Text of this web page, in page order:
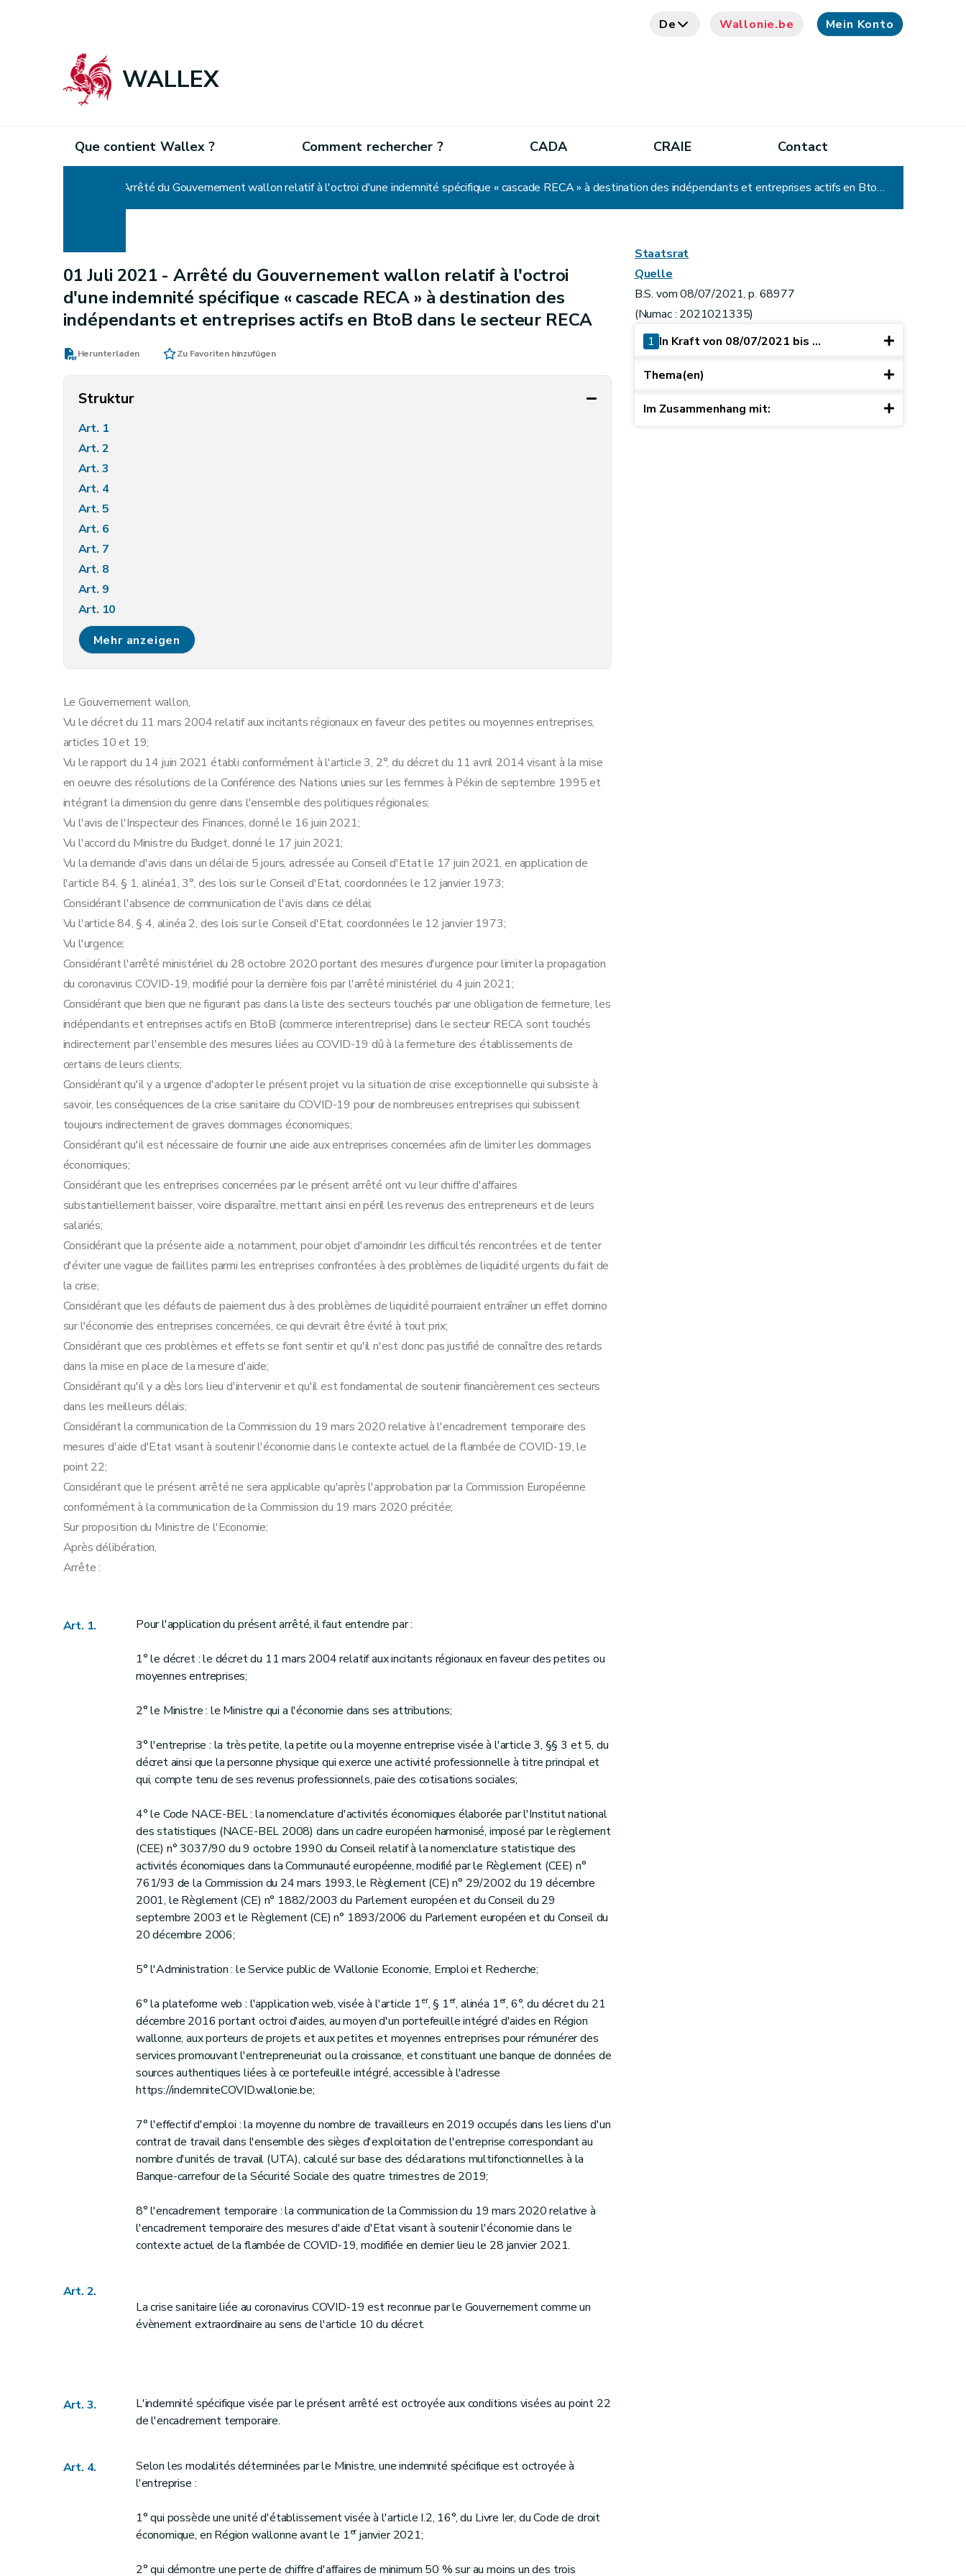
De Wallonie.be Mein Konto
WALLEX
Que contient Wallex ? Comment rechercher ? CADA CRAIE Contact
Arrêté du Gouvernement wallon relatif à l'octroi d'une indemnité spécifique « cascade RECA » à destination des indépendants et entreprises actifs en BtoB dans le secteur RECA
01 Juli 2021 - Arrêté du Gouvernement wallon relatif à l'octroi
d'une indemnité spécifique « cascade RECA » à destination des
indépendants et entreprises actifs en BtoB dans le secteur RECA
Herunterladen Zu Favoriten hinzufügen
Struktur
Art. 1
Art. 2
Art. 3
Art. 4
Art. 5
Art. 6
Art. 7
Art. 8
Art. 9
Art. 10
Art. 11
Mehr anzeigen
Le Gouvernement wallon,
Vu le décret du 11 mars 2004 relatif aux incitants régionaux en faveur des petites ou moyennes entreprises,
articles 10 et 19;
Vu le rapport du 14 juin 2021 établi conformément à l'article 3, 2°, du décret du 11 avril 2014 visant à la mise
en oeuvre des résolutions de la Conférence des Nations unies sur les femmes à Pékin de septembre 1995 et
intégrant la dimension du genre dans l'ensemble des politiques régionales;
Vu l'avis de l'Inspecteur des Finances, donné le 16 juin 2021;
Vu l'accord du Ministre du Budget, donné le 17 juin 2021;
Vu la demande d'avis dans un délai de 5 jours, adressée au Conseil d'Etat le 17 juin 2021, en application de
l'article 84, § 1, alinéa1, 3°, des lois sur le Conseil d'Etat, coordonnées le 12 janvier 1973;
Considérant l'absence de communication de l'avis dans ce délai;
Vu l'article 84, § 4, alinéa 2, des lois sur le Conseil d'Etat, coordonnées le 12 janvier 1973;
Vu l'urgence;
Considérant l'arrêté ministériel du 28 octobre 2020 portant des mesures d'urgence pour limiter la propagation
du coronavirus COVID-19, modifié pour la dernière fois par l'arrêté ministériel du 4 juin 2021;
Considérant que bien que ne figurant pas dans la liste des secteurs touchés par une obligation de fermeture, les
indépendants et entreprises actifs en BtoB (commerce interentreprise) dans le secteur RECA sont touchés
indirectement par l'ensemble des mesures liées au COVID-19 dû à la fermeture des établissements de
certains de leurs clients;
Considérant qu'il y a urgence d'adopter le présent projet vu la situation de crise exceptionnelle qui subsiste à
savoir, les conséquences de la crise sanitaire du COVID-19 pour de nombreuses entreprises qui subissent
toujours indirectement de graves dommages économiques;
Considérant qu'il est nécessaire de fournir une aide aux entreprises concernées afin de limiter les dommages
économiques;
Considérant que les entreprises concernées par le présent arrêté ont vu leur chiffre d'affaires
substantiellement baisser, voire disparaître, mettant ainsi en péril les revenus des entrepreneurs et de leurs
salariés;
Considérant que la présente aide a, notamment, pour objet d'amoindrir les difficultés rencontrées et de tenter
d'éviter une vague de faillites parmi les entreprises confrontées à des problèmes de liquidité urgents du fait de
la crise;
Considérant que les défauts de paiement dus à des problèmes de liquidité pourraient entraîner un effet domino
sur l'économie des entreprises concernées, ce qui devrait être évité à tout prix;
Considérant que ces problèmes et effets se font sentir et qu'il n'est donc pas justifié de connaître des retards
dans la mise en place de la mesure d'aide;
Considérant qu'il y a dès lors lieu d'intervenir et qu'il est fondamental de soutenir financièrement ces secteurs
dans les meilleurs délais;
Considérant la communication de la Commission du 19 mars 2020 relative à l'encadrement temporaire des
mesures d'aide d'Etat visant à soutenir l'économie dans le contexte actuel de la flambée de COVID-19, le
point 22;
Considérant que le présent arrêté ne sera applicable qu'après l'approbation par la Commission Européenne
conformément à la communication de la Commission du 19 mars 2020 précitée;
Sur proposition du Ministre de l'Economie;
Après délibération,
Arrête :
Art. 1. Pour l'application du présent arrêté, il faut entendre par :
1° le décret : le décret du 11 mars 2004 relatif aux incitants régionaux en faveur des petites ou
moyennes entreprises;
2° le Ministre : le Ministre qui a l'économie dans ses attributions;
3° l'entreprise : la très petite, la petite ou la moyenne entreprise visée à l'article 3, §§ 3 et 5, du
décret ainsi que la personne physique qui exerce une activité professionnelle à titre principal et
qui, compte tenu de ses revenus professionnels, paie des cotisations sociales;
4° le Code NACE-BEL : la nomenclature d'activités économiques élaborée par l'Institut national
des statistiques (NACE-BEL 2008) dans un cadre européen harmonisé, imposé par le règlement
(CEE) n° 3037/90 du 9 octobre 1990 du Conseil relatif à la nomenclature statistique des
activités économiques dans la Communauté européenne, modifié par le Règlement (CEE) n°
761/93 de la Commission du 24 mars 1993, le Règlement (CE) n° 29/2002 du 19 décembre
2001, le Règlement (CE) n° 1882/2003 du Parlement européen et du Conseil du 29
septembre 2003 et le Règlement (CE) n° 1893/2006 du Parlement européen et du Conseil du
20 décembre 2006;
5° l'Administration : le Service public de Wallonie Economie, Emploi et Recherche;
6° la plateforme web : l'application web, visée à l'article 1er, § 1er, alinéa 1er, 6°, du décret du 21
décembre 2016 portant octroi d'aides, au moyen d'un portefeuille intégré d'aides en Région
wallonne, aux porteurs de projets et aux petites et moyennes entreprises pour rémunérer des
services promouvant l'entrepreneuriat ou la croissance, et constituant une banque de données de
sources authentiques liées à ce portefeuille intégré, accessible à l'adresse
https://indemniteCOVID.wallonie.be;
7° l'effectif d'emploi : la moyenne du nombre de travailleurs en 2019 occupés dans les liens d'un
contrat de travail dans l'ensemble des sièges d'exploitation de l'entreprise correspondant au
nombre d'unités de travail (UTA), calculé sur base des déclarations multifonctionnelles à la
Banque-carrefour de la Sécurité Sociale des quatre trimestres de 2019;
8° l'encadrement temporaire : la communication de la Commission du 19 mars 2020 relative à
l'encadrement temporaire des mesures d'aide d'Etat visant à soutenir l'économie dans le
contexte actuel de la flambée de COVID-19, modifiée en dernier lieu le 28 janvier 2021.
Art. 2.
La crise sanitaire liée au coronavirus COVID-19 est reconnue par le Gouvernement comme un
évènement extraordinaire au sens de l'article 10 du décret.
Art. 3.
L'indemnité spécifique visée par le présent arrêté est octroyée aux conditions visées au point 22
de l'encadrement temporaire.
Art. 4.
Selon les modalités déterminées par le Ministre, une indemnité spécifique est octroyée à
l'entreprise :
1° qui possède une unité d'établissement visée à l'article I.2, 16°, du Livre Ier, du Code de droit
économique, en Région wallonne avant le 1erjanvier 2021;
2° qui démontre une perte de chiffre d'affaires de minimum 50 % sur au moins un des trois
Staatsrat
Quelle
B.S. vom 08/07/2021, p. 68977
(Numac : 2021021335)
1 In Kraft von 08/07/2021 bis ...
Thema(en)
Im Zusammenhang mit: